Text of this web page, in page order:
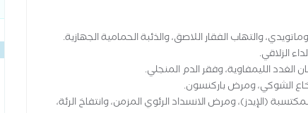
والتهاب الفقار اللاصق، والذئبة الحمامية الجهازية.
الزلاقي.
الليمفاوية، وفقر الدم المنجلي.
الشوكي، ومرض باركنسون.
(الإيدز)، ومرض الانسداد الرئوي المزمن، وانتفاخ الرئة،